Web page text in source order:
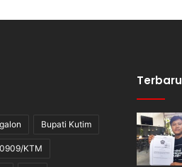
Bupati Kutim
KTM
Terbaru